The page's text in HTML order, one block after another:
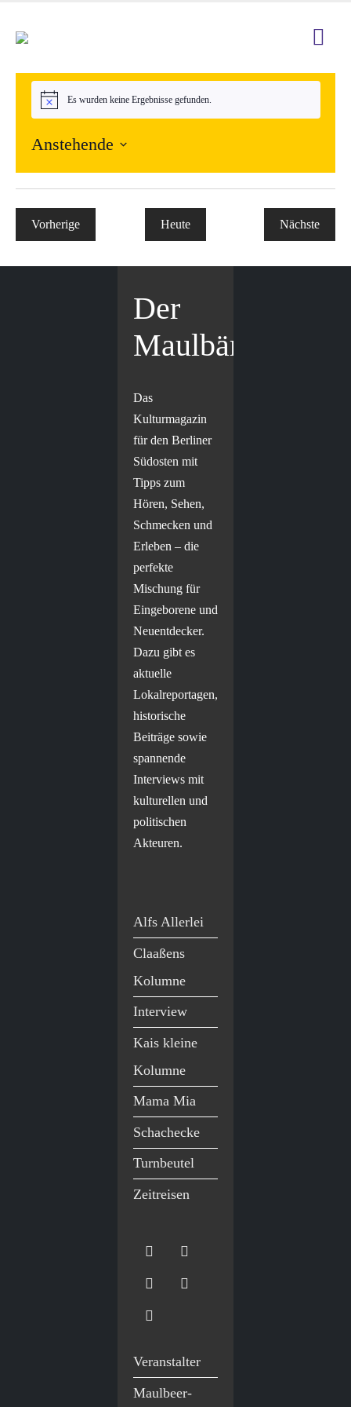
HinweisEs wurden keine Ergebnisse gefunden.
Anstehende
wählen.
Vorherige
Veranstaltungen
Heute
Nächste
Der
Maulbär
Das
Kulturmagazin
für den Berliner
Südosten mit
Tipps zum
Hören, Sehen,
Schmecken und
Erleben – die
perfekte
Mischung für
Eingeborene und
Neuentdecker.
Dazu gibt es
aktuelle
Lokalreportagen,
historische
Beiträge sowie
spannende
Interviews mit
kulturellen und
politischen
Akteuren.
Alfs Allerlei
Claaßens
Kolumne
Interview
Kais kleine
Kolumne
Mama Mia
Schachecke
Turnbeutel
Zeitreisen
Veranstalter
Maulbeer-